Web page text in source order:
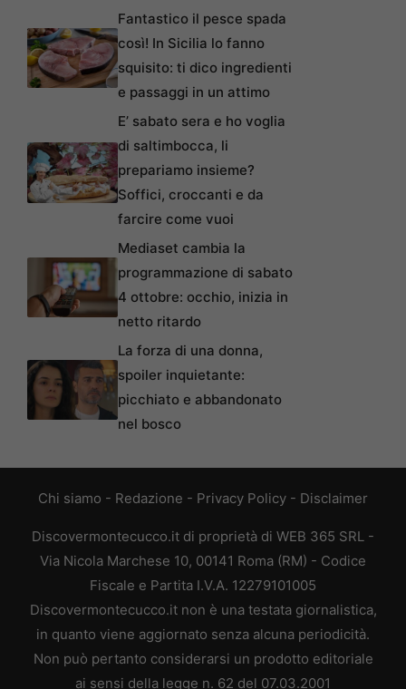
Fantastico il pesce spada
così! In Sicilia lo fanno
squisito: ti dico ingredienti
e passaggi in un attimo
E’ sabato sera e ho voglia
di saltimbocca, li
prepariamo insieme?
Soffici, croccanti e da
farcire come vuoi
Mediaset cambia la
programmazione di sabato
4 ottobre: occhio, inizia in
netto ritardo
La forza di una donna,
spoiler inquietante:
picchiato e abbandonato
nel bosco
Chi siamo - Redazione - Privacy Policy - Disclaimer
Discovermontecucco.it di proprietà di WEB 365 SRL -
Via Nicola Marchese 10, 00141 Roma (RM) - Codice
Fiscale e Partita I.V.A. 12279101005
Discovermontecucco.it non è una testata giornalistica,
in quanto viene aggiornato senza alcuna periodicità.
Non può pertanto considerarsi un prodotto editoriale
ai sensi della legge n. 62 del 07.03.2001